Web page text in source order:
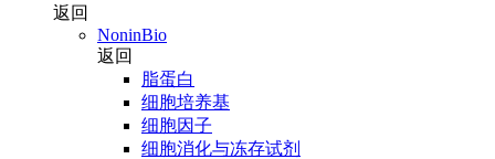
返回
NoninBio
返回
脂蛋白
细胞培养基
细胞因子
细胞消化与冻存试剂